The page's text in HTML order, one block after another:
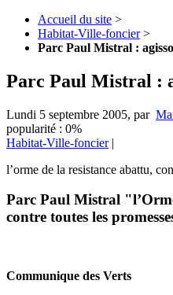
Accueil du site >
Habitat-Ville-foncier >
Parc Paul Mistral :
Parc Paul Mistral :
Lundi 5 septembre 2005, par
popularité : 0%
Habitat-Ville-foncier|
l’orme de la resistance abattu,
Parc Paul Mistral
contre toutes les
Communique des Verts